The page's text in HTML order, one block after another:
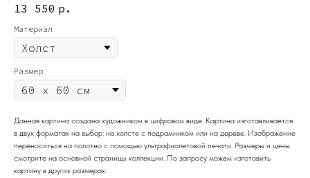
13 550 р.
Материал
Размер
Данная картина создана художником в цифровом виде. Картина изготавливается
в двух форматах на выбор: на холсте с подрамником или на дереве. Изображение
переноситься на полотно с помощью ультрафиолетовой печати. Размеры и цены
смотрите на основной страницы коллекции. По запросу можем изготовить
картину в других размерах.